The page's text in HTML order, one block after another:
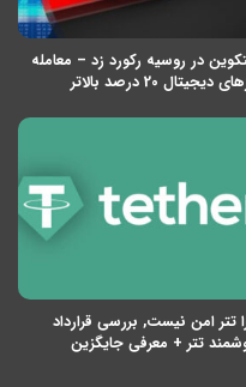
در روسیه رکورد زد – معامله
دیجیتال 20 درصد بالاتر
تتر امن نیست, بررسی قرارداد
تتر + معرفی جایگزین